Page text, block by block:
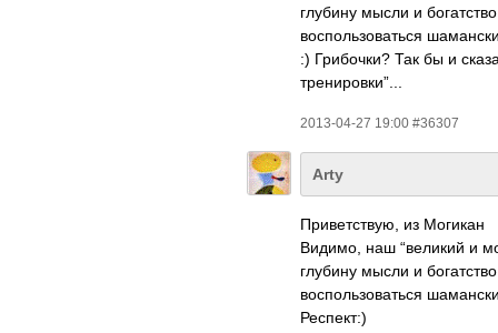
глубину мысли и
воспользоваться
:) Грибочки? Так бы и
тренировки”­...
2013-04-27 19:00 #36307
Arty
Приветствую, из Могикан
Видимо, наш “великий и
глубину мысли и
воспользоваться
Респект:)